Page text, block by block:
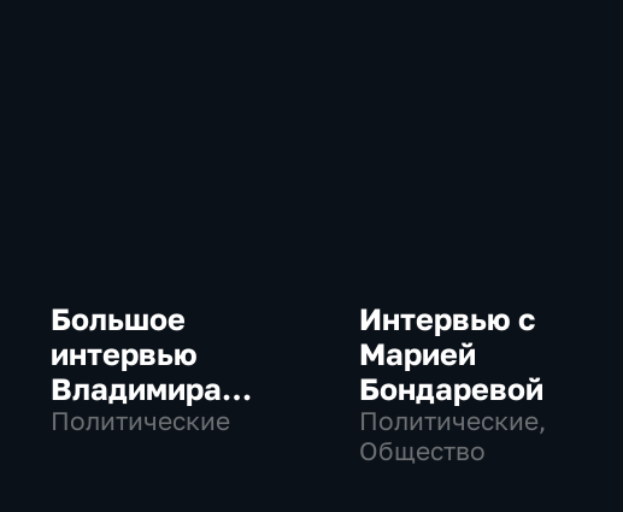
Большое
интервью
Владимира
Путина Сергею
Политические
Интервью с
Марией
Бондаревой
Политические,
Общество